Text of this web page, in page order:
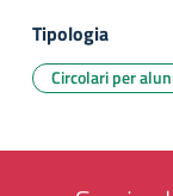
Tipologia
Circolari per